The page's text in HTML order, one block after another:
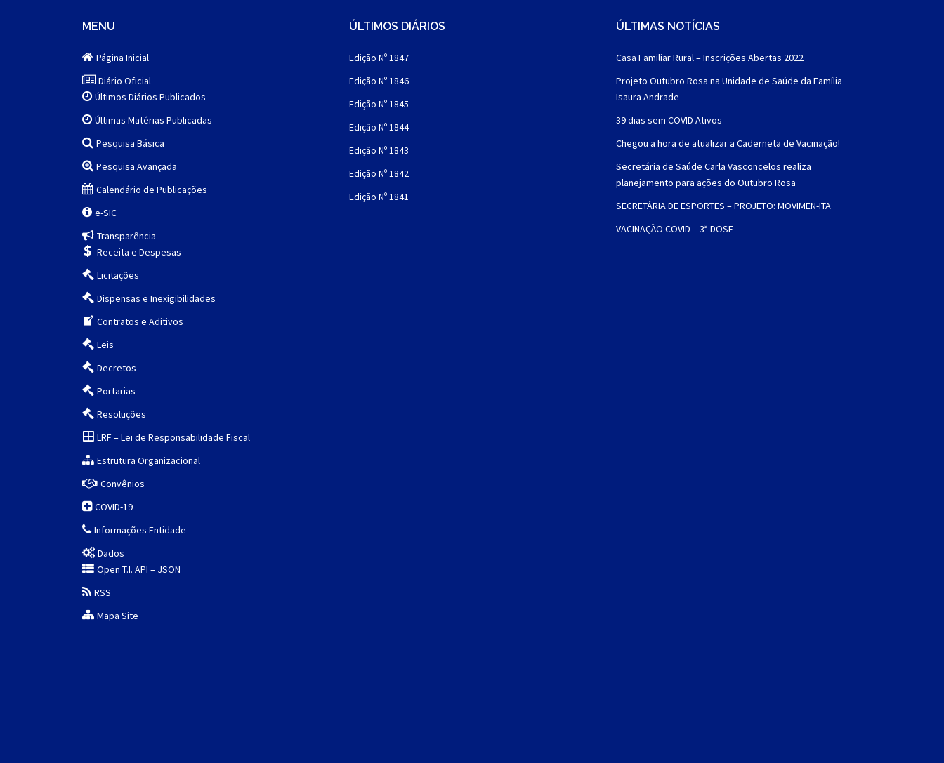
MENU
Página Inicial
Diário Oficial
Últimos Diários Publicados
Últimas Matérias Publicadas
Pesquisa Básica
Pesquisa Avançada
Calendário de Publicações
e-SIC
Transparência
Receita e Despesas
Licitações
Dispensas e Inexigibilidades
Contratos e Aditivos
Leis
Decretos
Portarias
Resoluções
LRF – Lei de Responsabilidade Fiscal
Estrutura Organizacional
Convênios
COVID-19
Informações Entidade
Dados
Open T.I. API – JSON
RSS
Mapa Site
ÚLTIMOS DIÁRIOS
Edição Nº 1847
Edição Nº 1846
Edição Nº 1845
Edição Nº 1844
Edição Nº 1843
Edição Nº 1842
Edição Nº 1841
ÚLTIMAS NOTÍCIAS
Casa Familiar Rural – Inscrições Abertas 2022
Projeto Outubro Rosa na Unidade de Saúde da Família
Isaura Andrade
39 dias sem COVID Ativos
Chegou a hora de atualizar a Caderneta de Vacinação!
Secretária de Saúde Carla Vasconcelos realiza
planejamento para ações do Outubro Rosa
SECRETÁRIA DE ESPORTES – PROJETO: MOVIMEN-ITA
VACINAÇÃO COVID – 3ª DOSE